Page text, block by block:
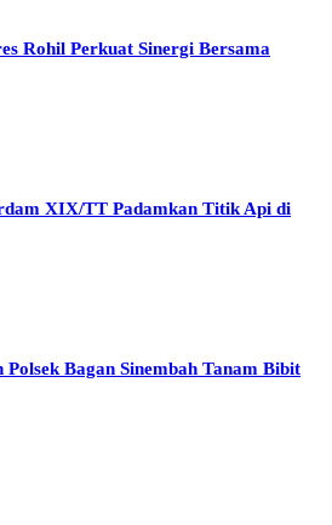
Rohil Perkuat Sinergi Bersama
XIX/TT Padamkan Titik Api di
Bagan Sinembah Tanam Bibit